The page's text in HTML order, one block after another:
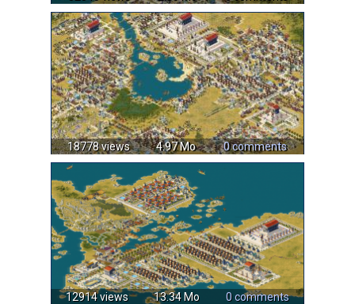
18778 views 4.97 Mo 0 comments
12914 views 13.34 Mo 0 comments